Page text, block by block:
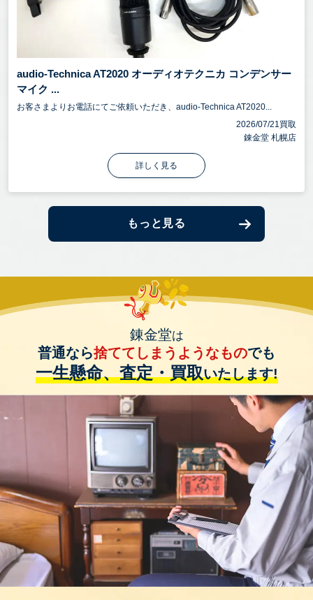
audio-Technica AT2020 オーディオテクニカ コンデンサー
マイク ...
お客さまよりお電話にてご依頼いただき、audio-Technica AT2020...
2026/07/21買取
錬金堂 札幌店
詳しく見る
もっと見る
錬金堂は
普通なら捨ててしまうようなものでも
一生懸命、査定・買取いたします!